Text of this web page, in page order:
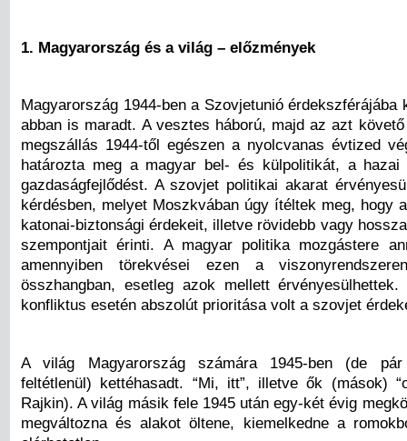
1. Magyarország és a világ – előzmények
Magyarország 1944-ben a Szovjetunió érdekszférájába
abban is maradt. A vesztes háború, majd az azt
megszállás 1944-től egészen a nyolcvanas évtized
határozta meg a magyar bel- és külpolitikát, a hazai
gazdaságfejlődést. A szovjet politikai akarat
kérdésben, melyet Moszkvában úgy ítéltek meg, hogy
katonai-biztonsági érdekeit, illetve rövidebb vagy
szempontjait érinti. A magyar politika mozgástere
amennyiben törekvései ezen a
összhangban, esetleg azok mellett
konfliktus esetén abszolút prioritása volt a szovjet
A világ Magyarország számára 1945-ben (de
feltétlenül) kettéhasadt. “Mi, itt”, illetve ők (mások)
Rajkin). A világ másik fele 1945 után egy-két évig
megváltozna és alakot öltene, kiemelkedne a